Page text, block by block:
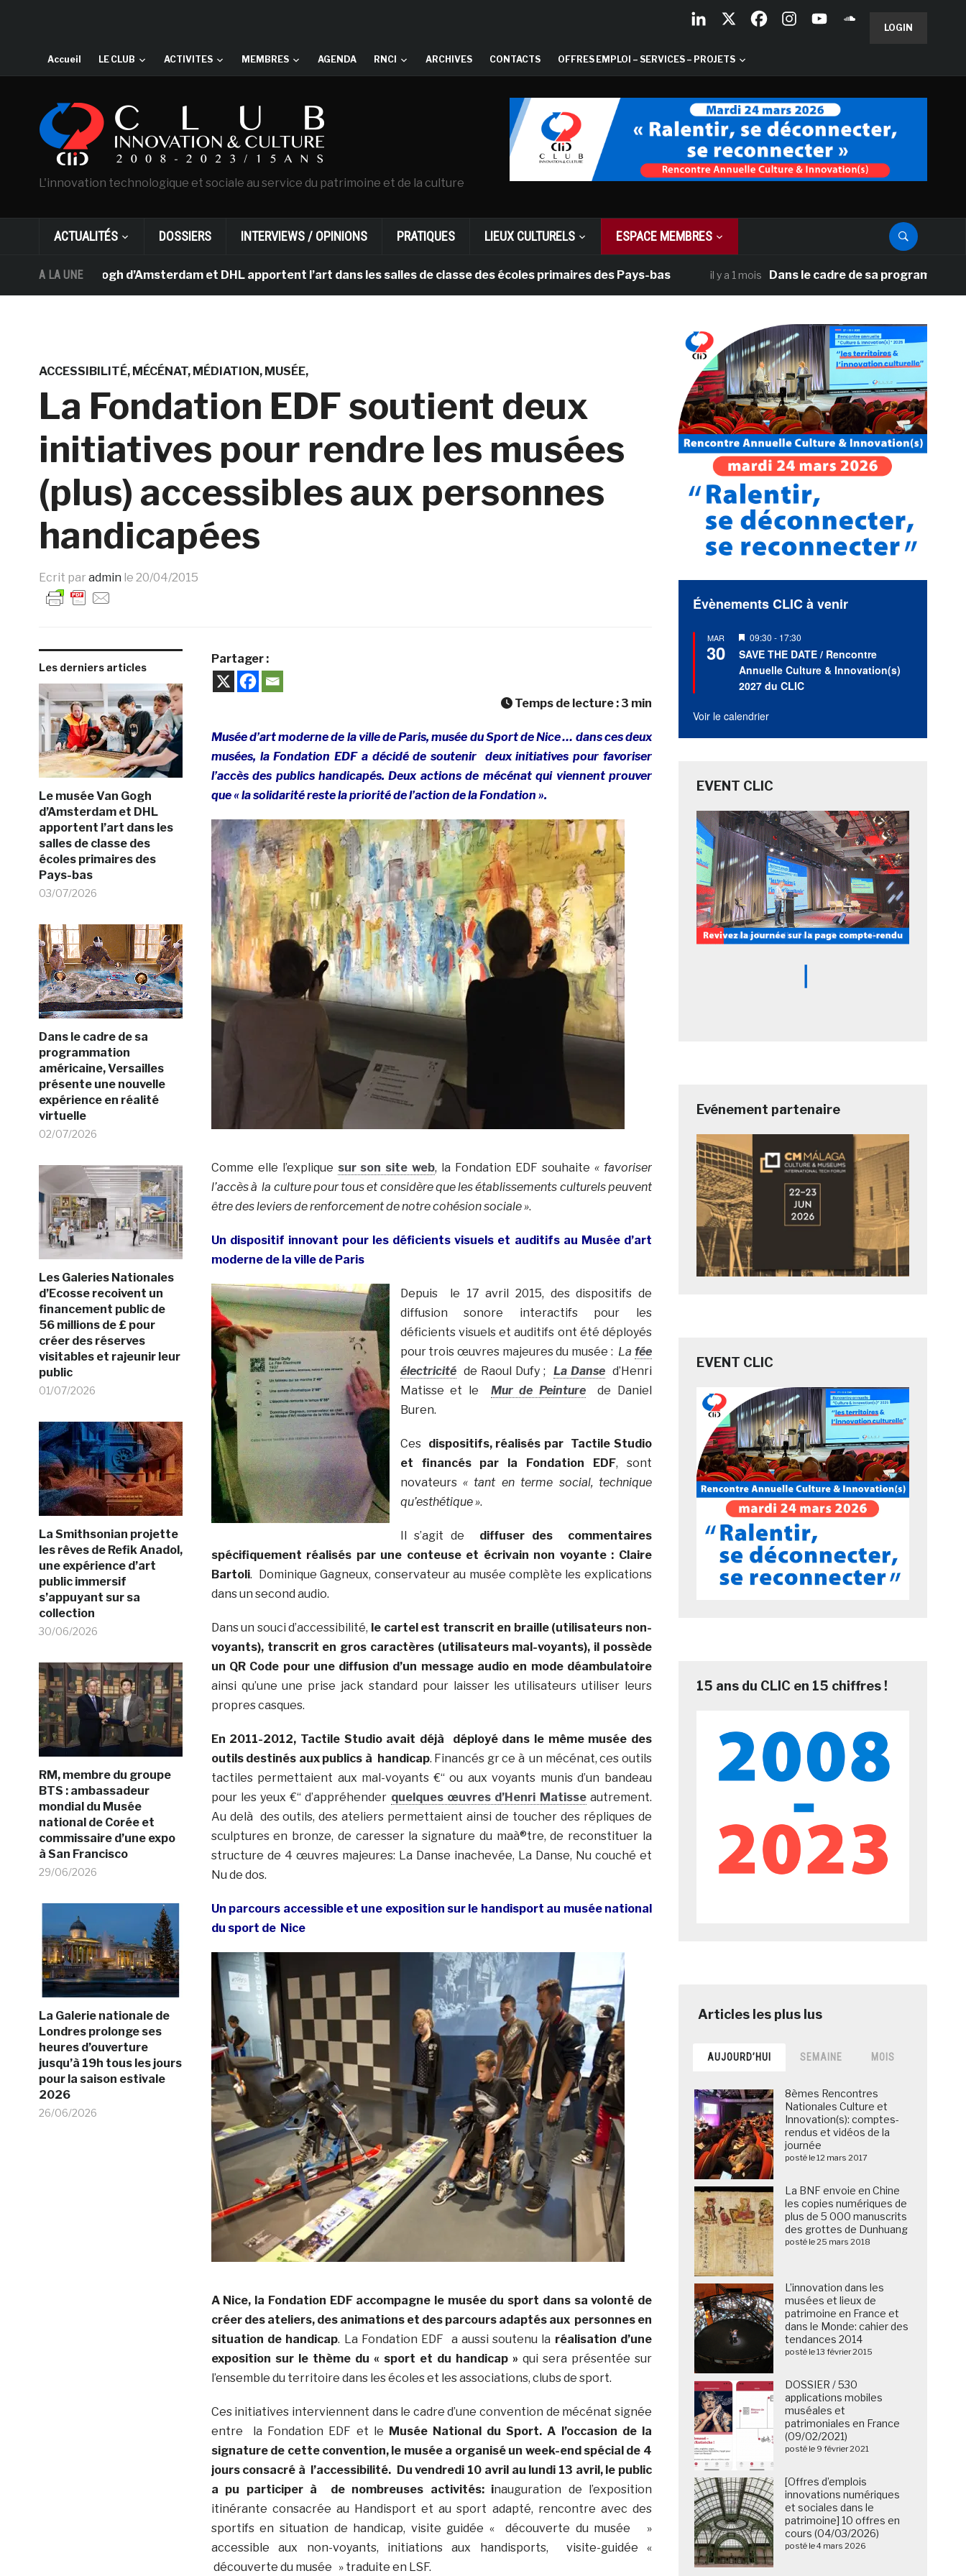
LOGIN
Accueil LE CLUB ACTIVITES MEMBRES AGENDA RNCI ARCHIVES CONTACTS OFFRES EMPLOI – SERVICES – PROJETS
L'innovation technologique et sociale au service du patrimoine et de la culture
ACTUALITÉS DOSSIERS INTERVIEWS / OPINIONS PRATIQUES LIEUX CULTURELS ESPACE MEMBRES
A LA UNE
Van Gogh d’Amsterdam et DHL apportent l’art dans les salles de classe des écoles primaires des Pays-bas il y a 1 mois Dans le cadre de sa programmation
ACCESSIBILITÉ MÉCÉNAT MÉDIATION MUSÉE
La Fondation EDF soutient deux
initiatives pour rendre les musées
(plus) accessibles aux personnes
handicapées
Ecrit par admin le 20/04/2015
Les derniers articles
Le musée Van Gogh
d’Amsterdam et DHL
apportent l’art dans les
salles de classe des
écoles primaires des
Pays-bas
03/07/2026
Dans le cadre de sa
programmation
américaine, Versailles
présente une nouvelle
expérience en réalité
virtuelle
02/07/2026
Les Galeries Nationales
d’Ecosse recoivent un
financement public de
56 millions de £ pour
créer des réserves
visitables et rajeunir leur
public
01/07/2026
La Smithsonian projette
les rêves de Refik Anadol,
une expérience d’art
public immersif
s’appuyant sur sa
collection
30/06/2026
RM, membre du groupe
BTS : ambassadeur
mondial du Musée
national de Corée et
commissaire d’une expo
à San Francisco
29/06/2026
La Galerie nationale de
Londres prolonge ses
heures d’ouverture
jusqu’à 19h tous les jours
pour la saison estivale
2026
26/06/2026
Partager :
Temps de lecture : 3 min
Musée d’art moderne de la ville de Paris, musée du Sport de Nice … dans ces deux
musées, la Fondation EDF a décidé de soutenir deux initiatives pour favoriser
l’accès des publics handicapés. Deux actions de mécénat qui viennent prouver
que « la solidarité reste la priorité de l’action de la Fondation ».
Comme elle l’explique sur son site web, la Fondation EDF souhaite « favoriser
l’accès à la culture pour tous et considère que les établissements culturels peuvent
être des leviers de renforcement de notre cohésion sociale ».
Un dispositif innovant pour les déficients visuels et auditifs au Musée d’art
moderne de la ville de Paris
Depuis le 17 avril 2015, des dispositifs de
diffusion sonore interactifs pour les
déficients visuels et auditifs ont été déployés
pour trois œuvres majeures du musée : La fée
électricitéde Raoul Dufy ; La Dansed’Henri
Matisse et le Mur de Peinturede Daniel
Buren.
Ces dispositifs, réalisés par Tactile Studio
et financés par la Fondation EDF, sont
novateurs« tant en terme social, technique
qu’esthétique ».
Il s’agit de diffuser des commentaires
spécifiquement réalisés par une conteuse et écrivain non voyante : Claire
Bartoli. Dominique Gagneux, conservateur au musée complète les explications
dans un second audio.
Dans un souci d’accessibilité, le cartel est transcrit en braille (utilisateurs non-
voyants), transcrit en gros caractères (utilisateurs mal-voyants), il possède
un QR Code pour une diffusion d’un message audio en mode déambulatoire
ainsi qu’une une prise jack standard pour laisser les utilisateurs utiliser leurs
propres casques.
En 2011-2012, Tactile Studio avait déjà déployé dans le même musée des
outils destinés aux publics à handicap. Financés gr ce à un mécénat, ces outils
tactiles permettaient aux mal-voyants €“ ou aux voyants munis d’un bandeau
pour les yeux €“ d’appréhender quelques œuvres d’Henri Matisseautrement.
Au delà des outils, des ateliers permettaient ainsi de toucher des répliques de
sculptures en bronze, de caresser la signature du maà®tre, de reconstituer la
structure de 4 œuvres majeures: La Danse inachevée, La Danse, Nu couché et
Nu de dos.
Un parcours accessible et une exposition sur le handisport au musée national
du sport de Nice
A Nice, la Fondation EDF accompagne le musée du sport dans sa volonté de
créer des ateliers, des animations et des parcours adaptés aux personnes en
situation de handicap. La Fondation EDF a aussi soutenu la réalisation d’une
exposition sur le thème du « sport et du handicap » qui sera présentée sur
l’ensemble du territoire dans les écoles et les associations, clubs de sport.
Ces initiatives interviennent dans le cadre d’une convention de mécénat signée
entre la Fondation EDF et le Musée National du Sport. A l’occasion de la
signature de cette convention, le musée a organisé un week-end spécial de 4
jours consacré à l’accessibilité. Du vendredi 10 avril au lundi 13 avril, le public
a pu participer à de nombreuses activités: inauguration de l’exposition
itinérante consacrée au Handisport et au sport adapté, rencontre avec des
sportifs en situation de handicap, visite guidée « découverte du musée »
accessible aux non-voyants, initiations aux handisports, visite-guidée «
découverte du musée » traduite en LSF.
Évènements CLIC à venir
MAR
30
Mis
en
avant
09:30 - 17:30
SAVE THE DATE / Rencontre
Annuelle Culture & Innovation(s)
2027 du CLIC
Voir le calendrier
EVENT CLIC
Evénement partenaire
EVENT CLIC
15 ans du CLIC en 15 chiffres !
AUJOURD’HUI SEMAINE MOIS
8èmes Rencontres
Nationales Culture et
Innovation(s): comptes-
rendus et vidéos de la
journée
posté le 12 mars 2017
La BNF envoie en Chine
les copies numériques de
plus de 5 000 manuscrits
des grottes de Dunhuang
posté le 25 mars 2018
L’innovation dans les
musées et lieux de
patrimoine en France et
dans le Monde: cahier des
tendances 2014
posté le 13 février 2015
DOSSIER / 530
applications mobiles
muséales et
patrimoniales en France
(09/02/2021)
posté le 9 février 2021
[Offres d’emplois
innovations numériques
et sociales dans le
patrimoine] 10 offres en
cours (04/03/2026)
posté le 4 mars 2026